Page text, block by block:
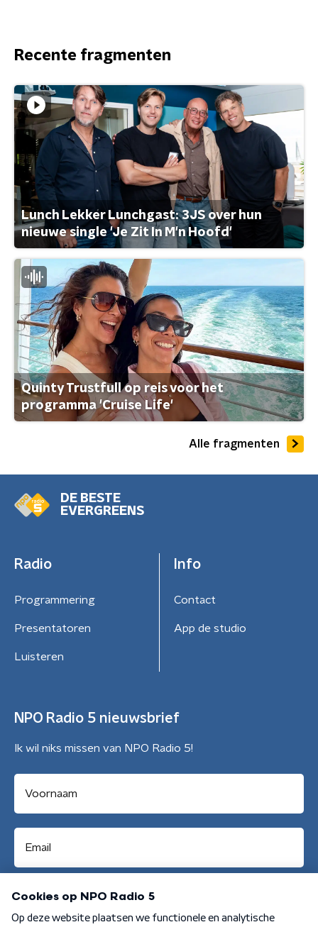
Recente fragmenten
Lunch Lekker Lunchgast: 3JS over hun
nieuwe single 'Je Zit In M'n Hoofd'
Quinty Trustfull op reis voor het
programma 'Cruise Life'
Alle fragmenten
DE BESTE
EVERGREENS
Radio
Programmering
Presentatoren
Luisteren
Info
Contact
App de studio
NPO Radio 5 nieuwsbrief
Ik wil niks missen van NPO Radio 5!
Aanmelden